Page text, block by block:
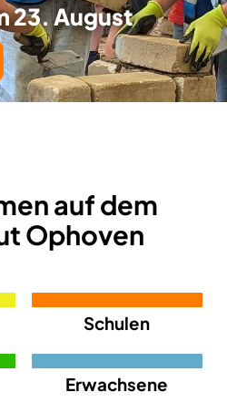
23. August
auf dem
Ophoven
Schulen
Erwachsene